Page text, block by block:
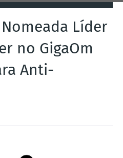
Líder
no GigaOm
Anti-